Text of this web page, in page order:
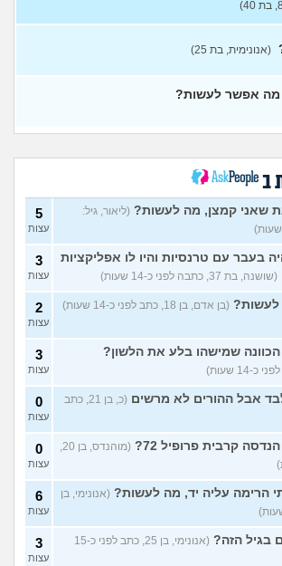
אני
יספר לכולם
עצות
שלי
14
עצות
"מסדרות" את
4
עצות
עם
לבעלי,
בת 42)
5
עצות
שעות, זה
21)
9
עצות
3
עצות
לדכא את
(יפה, בת 43)
שאלות חדשות במדור
(אנונימית, בת 25)
מה אפשר לעשות?
ב
שאני קמצן, מה לעשות? (ליאור, גיל:
5
עצות
בעבר עם טרנסיות והיו לו אפליקציות
(שושנה, בת 37, כתבה לפני כ-14 שעות)
3
עצות
לעשות? (בן אדם, בן 18, כתב לפני כ-14 שעות) 2
עצות
שמישהו בלע את הלשון? 3
עצות
אבל ההורים לא מרשים
(כ, בן 21, כתב
0
עצות
קרבית פרופיל 72?
(מוהנדס, בן 20,
0
עצות
הרימה עליה יד, מה לעשות? (אנונימי, בן
6
עצות
בגיל הזה?
(אנונימי, בן 25, כתב לפני כ-15
3
עצות